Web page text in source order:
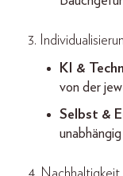
3.
KI &
von der
Selbst &